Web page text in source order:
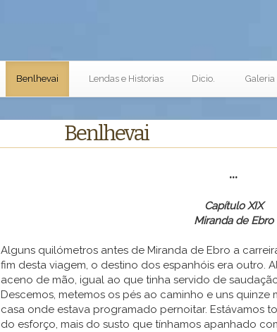
Benlhevai Lendas e Historias Dicio. Galeria
Benlhevai
...
Capítulo XIX
Miranda de Ebro
Alguns quilómetros antes de Miranda de Ebro a
fim desta viagem, o destino dos espanhóis era outro.
aceno de mão, igual ao que tinha servido de
Descemos, metemos os pés ao caminho e uns
casa onde estava programado pernoitar. Estávamos
do esforço, mais do susto que tínhamos apanhado